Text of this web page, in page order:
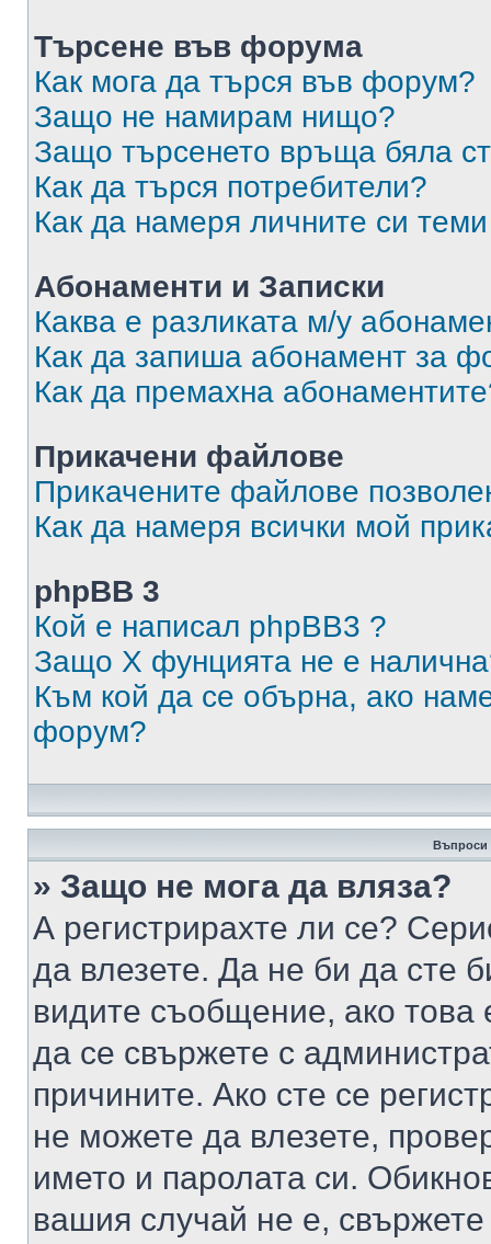
Търсене във форума
Как мога да търся във форум?
Защо не намирам нищо?
Защо търсенето връща бяла
Как да търся потребители?
Как да намеря личните си
Абонаменти и Записки
Каква е разликата м/у
Как да запиша абонамент за
Как да премахна
Прикачени файлове
Прикачените файлове
Как да намеря всички мой
phpBB 3
Кой е написал phpBB3 ?
Защо X фунцията не е
Към кой да се обърна, ако
форум?
Въпроси
» Защо не мога да вляза?
А регистрирахте ли се?
да влезете. Да не би да сте
видите съобщение, ако това
да се свържете с
причините. Ако сте се
не можете да влезете,
името и паролата си.
вашия случай не е,